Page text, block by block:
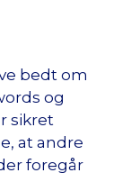
bedt om
og
sikret
at andre
foregår